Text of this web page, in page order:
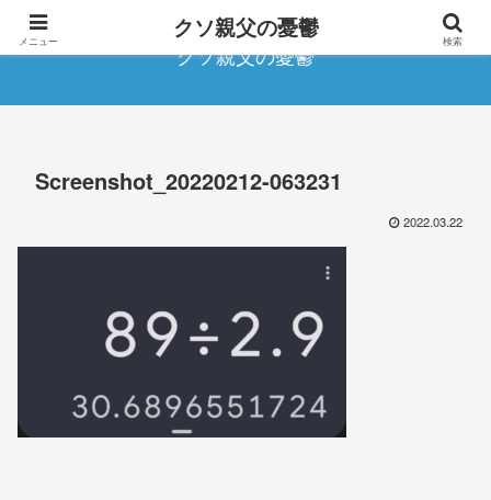
クソ親父の憂鬱
Screenshot_20220212-063231
2022.03.22
メニュー クソ親父の憂鬱 検索